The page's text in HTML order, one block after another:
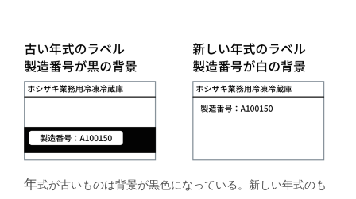
年式が古いものは背景が黒色になっている。新しい年式のも